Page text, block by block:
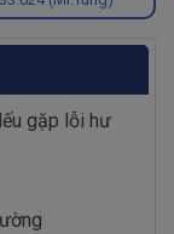
gặp lỗi hư